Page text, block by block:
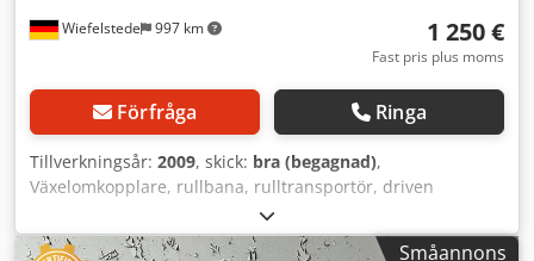
Wiefelstede 997 km 1 250 €
Fast pris plus moms
Förfråga Ringa
Tillverkningsår: 2009, skick: bra (begagnad),
Växelomkopplare, rullbana, rulltransportör, driven
rullbana, rullgång, rulltransportör med avdragstransportör
- Robust konstruktion - Elektriskt driven - Drivmotor
Småannons